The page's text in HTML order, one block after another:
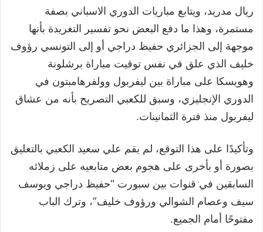
ريال مدريد، ويتابع مباريات الدوري الاسباني بصفة
مستمرة، وهذا ما دفع البعض نحو تفسير التغريدة بأنها
موجهة إلى الجزائري حفيظ دراجي أو إلى التونسي رؤوف
خليف الذي علق في نفس توقيت مباراة برشلونة
وهويسكا على مباراة بين ليفربول وولفرهامبتون في
الدوري الإنجليزي، وسبق للكعبي التصريح بأنه من عشاق
ليفربول منذ فترة الثمانينات.
وتأكيدًا على هذا التوقع، لم يقم علي سعيد الكعبي بالتعليق
بصورة أو بأخرى على هجوم بعض متابعيه على زملائه
السابقين في قنوات بين سبورت “حفيظ دراجي ويوسف
سيف وعصام الشوالي ورؤوف خليف”، وترك الباب
مفتوحًا أمام الجميع.